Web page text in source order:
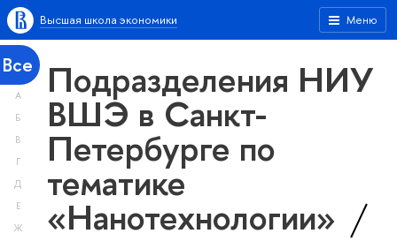
Меню
Высшая школа экономики
Все
А
Б
В
Г
Д
Е
Ж
Подразделения НИУ
ВШЭ в Санкт-
Петербурге по
тематике
«Нанотехнологии»